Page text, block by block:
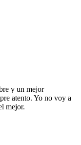
y un mejor
atento. Yo no voy a
mejor.